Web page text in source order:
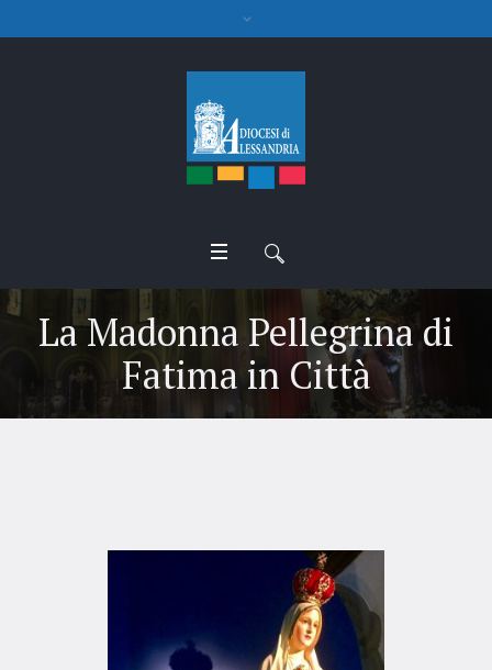
La Madonna Pellegrina di
Fatima in Città